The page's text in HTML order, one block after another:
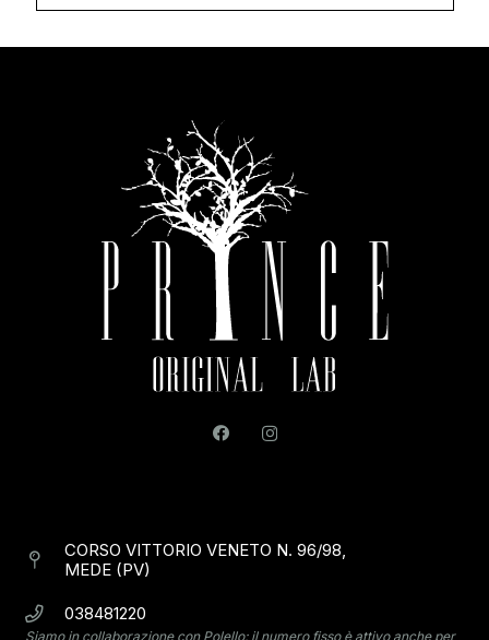
CORSO VITTORIO VENETO N. 96/98,
MEDE (PV)
038481220
Siamo in collaborazione con Polello: il numero fisso è attivo anche per